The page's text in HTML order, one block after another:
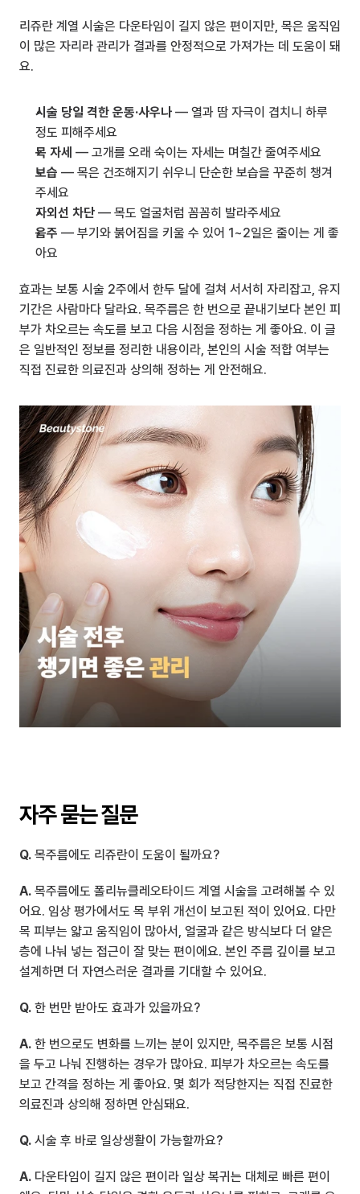
리쥬란 계열 시술은 다운타임이 길지 않은 편이지만, 목은 움직임
이 많은 자리라 관리가 결과를 안정적으로 가져가는 데 도움이 돼
요.
시술 당일 격한 운동·사우나 — 열과 땀 자극이 겹치니 하루
정도 피해주세요
목 자세 — 고개를 오래 숙이는 자세는 며칠간 줄여주세요
보습 — 목은 건조해지기 쉬우니 단순한 보습을 꾸준히 챙겨
주세요
자외선 차단 — 목도 얼굴처럼 꼼꼼히 발라주세요
음주 — 부기와 붉어짐을 키울 수 있어 1~2일은 줄이는 게 좋
아요
효과는 보통 시술 2주에서 한두 달에 걸쳐 서서히 자리잡고, 유지
기간은 사람마다 달라요. 목주름은 한 번으로 끝내기보다 본인 피
부가 차오르는 속도를 보고 다음 시점을 정하는 게 좋아요. 이 글
은 일반적인 정보를 정리한 내용이라, 본인의 시술 적합 여부는
직접 진료한 의료진과 상의해 정하는 게 안전해요.
자주 묻는 질문
Q. 목주름에도 리쥬란이 도움이 될까요?
A. 목주름에도 폴리뉴클레오타이드 계열 시술을 고려해볼 수 있
어요. 임상 평가에서도 목 부위 개선이 보고된 적이 있어요. 다만
목 피부는 얇고 움직임이 많아서, 얼굴과 같은 방식보다 더 얕은
층에 나눠 넣는 접근이 잘 맞는 편이에요. 본인 주름 깊이를 보고
설계하면 더 자연스러운 결과를 기대할 수 있어요.
Q. 한 번만 받아도 효과가 있을까요?
A. 한 번으로도 변화를 느끼는 분이 있지만, 목주름은 보통 시점
을 두고 나눠 진행하는 경우가 많아요. 피부가 차오르는 속도를
보고 간격을 정하는 게 좋아요. 몇 회가 적당한지는 직접 진료한
의료진과 상의해 정하면 안심돼요.
Q. 시술 후 바로 일상생활이 가능할까요?
A. 다운타임이 길지 않은 편이라 일상 복귀는 대체로 빠른 편이